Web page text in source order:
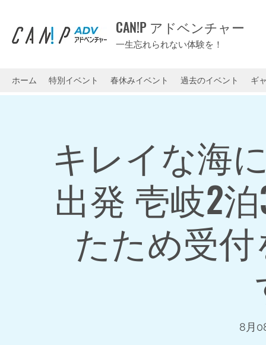
CAN!P アドベンチャー
一生忘れられない体験を！
ホーム 特別イベント 春休みイベント 過去のイベント ギ
キレイな海
出発 壱岐2
たため受
8月